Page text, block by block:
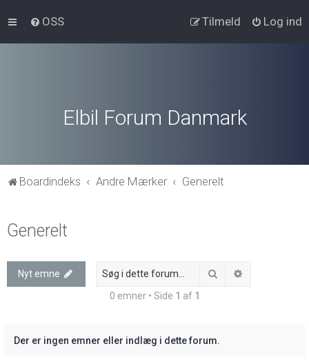
OSS Log ind
Tilmeld
Elbil Forum Danmark
Boardindeks Andre Mærker Generelt
Generelt
Nyt emne Søg
0 emner • Side 1 af 1
Der er ingen emner eller indlæg i dette forum.